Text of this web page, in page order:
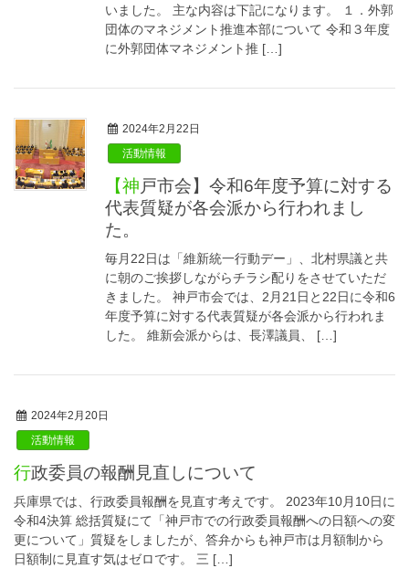
いました。 主な内容は下記になります。 １．外郭
団体のマネジメント推進本部について 令和３年度
に外郭団体マネジメント推 […]
2024年2月22日
活動情報
【神戸市会】令和6年度予算に対する
代表質疑が各会派から行われまし
た。
毎月22日は「維新統一行動デー」、北村県議と共
に朝のご挨拶しながらチラシ配りをさせていただ
きました。 神戸市会では、2月21日と22日に令和6
年度予算に対する代表質疑が各会派から行われま
した。 維新会派からは、長澤議員、 […]
2024年2月20日
活動情報
行政委員の報酬見直しについて
兵庫県では、行政委員報酬を見直す考えです。 2023年10月10日に
令和4決算 総括質疑にて「神戸市での行政委員報酬への日額への変
更について」質疑をしましたが、答弁からも神戸市は月額制から
日額制に見直す気はゼロです。 三 […]